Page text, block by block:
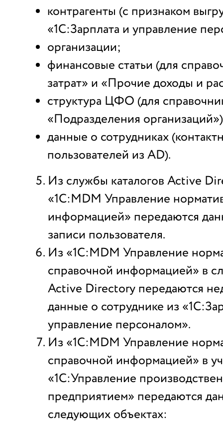
контрагенты (с признаком
«1С:Зарплата и управление
организации;
финансовые статьи (для
затрат» и «Прочие доходы и
структура ЦФО (для
«Подразделения
данные о сотрудниках
пользователей из AD).
Из службы каталогов Active
«1С:MDM Управление
информацией» передаются
записи пользователя.
Из «1С:MDM Управление
справочной информацией» в
Active Directory передаются
данные о сотруднике из
управление персоналом».
Из «1С:MDM Управление
справочной информацией» в
«1С:Управление
предприятием» передаются
следующих объектах: